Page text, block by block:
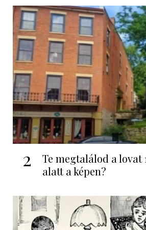
2
Te megtalálod a lovat
alatt a képen?